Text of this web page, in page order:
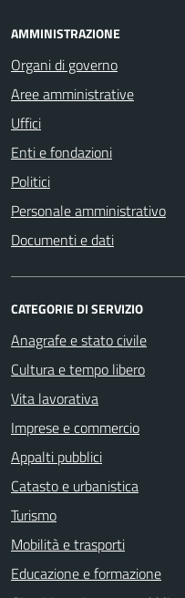
AMMINISTRAZIONE
Organi di governo
Aree amministrative
Uffici
Enti e fondazioni
Politici
Personale amministrativo
Documenti e dati
CATEGORIE DI SERVIZIO
Anagrafe e stato civile
Cultura e tempo libero
Vita lavorativa
Imprese e commercio
Appalti pubblici
Catasto e urbanistica
Turismo
Mobilità e trasporti
Educazione e formazione